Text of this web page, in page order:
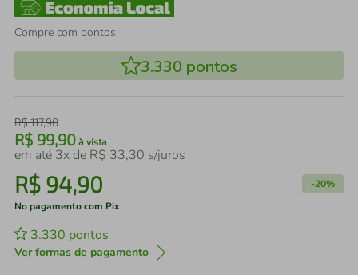
Compre com pontos:
3.330 pontos
R$117,90
R$ 99,90 à vista
em até 3x de R$ 33,30 s/juros
R$ 94,90 -20%
No pagamento com Pix
3.330 pontos
Ver formas de pagamento